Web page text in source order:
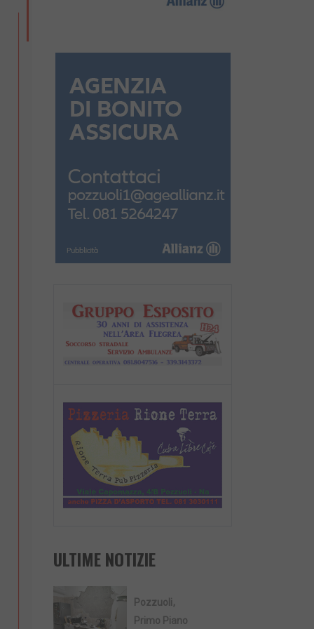
ULTIME NOTIZIE
Pozzuoli
Primo Piano